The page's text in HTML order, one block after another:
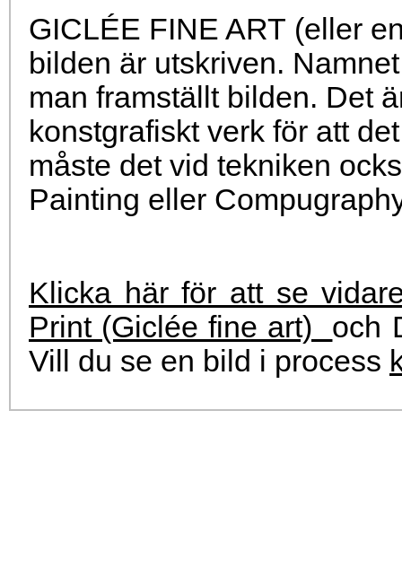
GICLÉE FINE ART (eller
bilden är utskriven.
man framställt bilden. Det
konstgrafiskt verk för att
måste det vid tekniken
Painting eller
Klicka här för att se
Print (Giclée fine art) och
Vill du se en bild i process